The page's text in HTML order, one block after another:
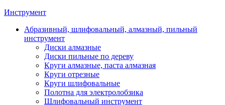
Инструмент
Абразивный, шлифовальный, алмазный, пильный
инструмент
Диски алмазные
Диски пильные по дереву
Круги алмазные, паста алмазная
Круги отрезные
Круги шлифовальные
Полотна для электролобзика
Шлифовальный инструмент